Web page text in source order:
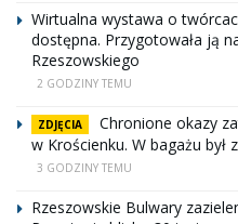
Wirtualna wystawa o
dostępna. Przygotowała ją
Rzeszowskiego
2 GODZINY TEMU
ZDJĘCIA
Chronione okazy
w Krościenku. W bagażu był
3 GODZINY TEMU
Rzeszowskie Bulwary